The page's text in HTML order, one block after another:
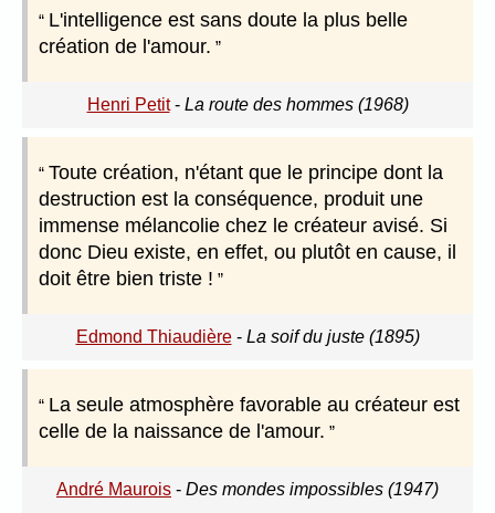
L'intelligence est sans doute la plus belle
création de l'amour.
Henri Petit- La route des hommes (1968)
Toute création, n'étant que le principe dont la
destruction est la conséquence, produit une
immense mélancolie chez le créateur avisé. Si
donc Dieu existe, en effet, ou plutôt en cause, il
doit être bien triste !
Edmond Thiaudière- La soif du juste (1895)
La seule atmosphère favorable au créateur est
celle de la naissance de l'amour.
André Maurois - Des mondes impossibles (1947)